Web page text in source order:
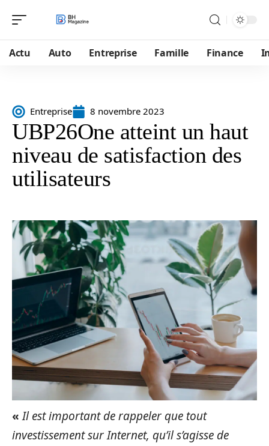
Actu Auto Entreprise Famille Finance
Entreprise 8 novembre 2023
UBP26One atteint un haut
niveau de satisfaction des
utilisateurs
«Il est important de rappeler que tout
investissement sur Internet, qu’il s’agisse de